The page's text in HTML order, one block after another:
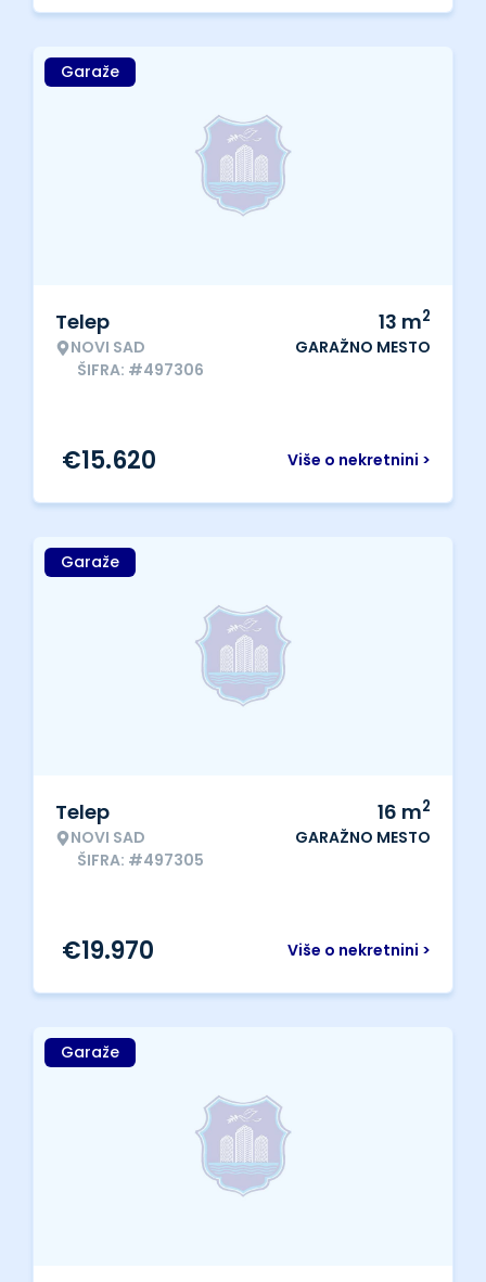
Garaže
Telep
NOVI SAD
ŠIFRA: #497306
13 m2
GARAŽNO MESTO
Više o nekretnini >
€15.620
Garaže
Telep
NOVI SAD
ŠIFRA: #497305
16 m2
GARAŽNO MESTO
Više o nekretnini >
€19.970
Garaže